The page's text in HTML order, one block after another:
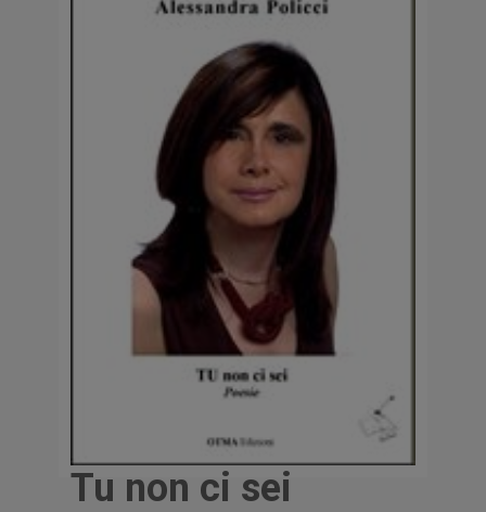
Tu non ci sei